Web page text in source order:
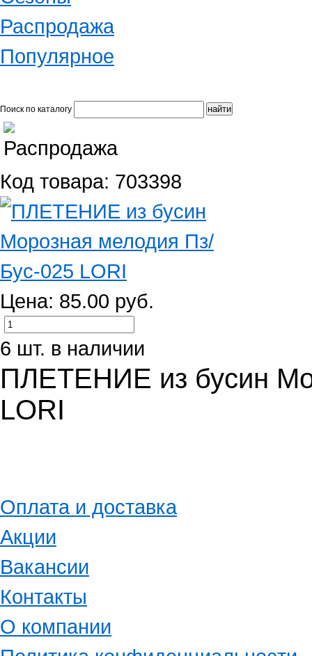
Распродажа
Популярное
Поиск по каталогу
Код товара: 703398
Цена: 85.00 руб.
6 шт. в наличии
ПЛЕТЕНИЕ из бусин
LORI
Оплата и доставка
Акции
Вакансии
Контакты
О компании